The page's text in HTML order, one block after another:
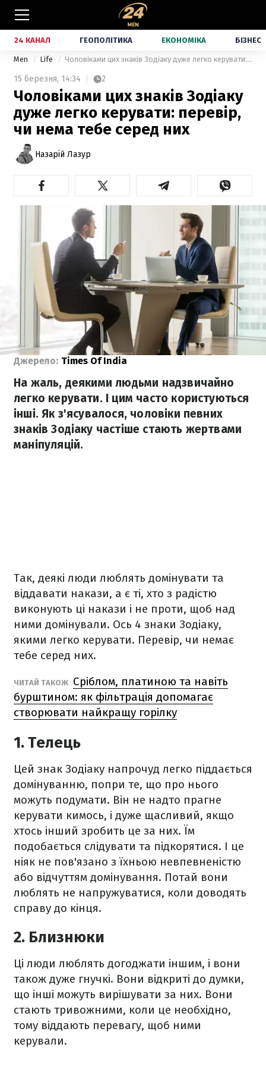
24 КАНАЛ ГЕОПОЛІТИКА ЕКОНОМІКА БІЗНЕС
Men Life Чоловіками цих знаків Зодіаку дуже легко керувати: перевір, чи нема тебе серед них
15 березня, 14:34 2
Чоловіками цих знаків Зодіаку
дуже легко керувати: перевір,
чи нема тебе серед них
Назарій Лазур
Джерело: Times Of India
На жаль, деякими людьми надзвичайно
легко керувати. І цим часто користуються
інші. Як з'ясувалося, чоловіки певних
знаків Зодіаку частіше стають жертвами
маніпуляцій.
Так, деякі люди люблять домінувати та
віддавати накази, а є ті, хто з радістю
виконують ці накази і не проти, щоб над
ними домінували. Ось 4 знаки Зодіаку,
якими легко керувати. Перевір, чи немає
тебе серед них.
ЧИТАЙ ТАКОЖ Сріблом, платиною та навіть
бурштином: як фільтрація допомагає
створювати найкращу горілку
1. Телець
Цей знак Зодіаку напрочуд легко піддається
домінуванню, попри те, що про нього
можуть подумати. Він не надто прагне
керувати кимось, і дуже щасливий, якщо
хтось інший зробить це за них. Їм
подобається слідувати та підкорятися. І це
ніяк не пов'язано з їхньою невпевненістю
або відчуттям домінування. Потай вони
люблять не напружуватися, коли доводять
справу до кінця.
2. Близнюки
Ці люди люблять догоджати іншим, і вони
також дуже гнучкі. Вони відкриті до думки,
що інші можуть вирішувати за них. Вони
стають тривожними, коли це необхідно,
тому віддають перевагу, щоб ними
керували.